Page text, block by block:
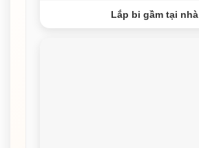
Lắp bi gầm tại nhà